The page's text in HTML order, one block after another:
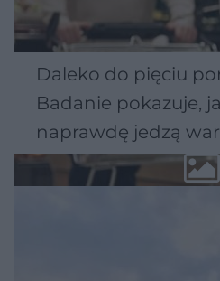
Daleko do pięciu
Badanie pokazuje,
naprawdę jedzą